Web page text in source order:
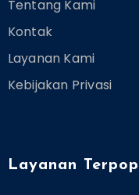
Tentang Kami
Kontak
Layanan Kami
Kebijakan Privasi
Layanan